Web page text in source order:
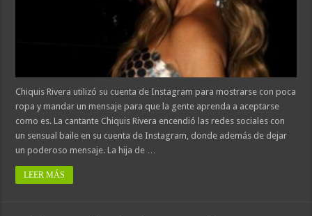
Chiquis Rivera utilizó su cuenta de Instagram para mostrarse con poca
ropa y mandar un mensaje para que la gente aprenda a aceptarse
como es. La cantante Chiquis Rivera encendió las redes sociales con
un sensual baile en su cuenta de Instagram, donde además de dejar
un poderoso mensaje. La hija de …
LEER MÁS